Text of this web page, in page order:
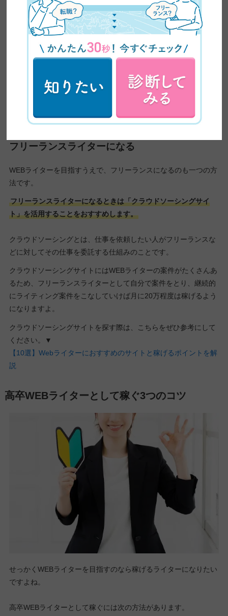
高卒向け就職サイト
就活サイトはエージェントと異なり、担当者がつ
かないため自分のペースで進められます。
ハローワーク
高卒者が仕事を探す場合に、ハローワークも有効
合はハローワークを検討してみてください。
確実にスキルを身につけたい！という方は、会社に就職すること
をおすすめします。
フリーランスライターになる
WEBライターを目指すうえで、フリーランスになるのも一つの方
法です。
フリーランスライターになるときは「クラウドソーシングサイ
ト」を活用することをおすすめします。
クラウドソーシングとは、仕事を依頼したい人がフリーランスな
どに対してその仕事を委託する仕組みのことです。
クラウドソーシングサイトにはWEBライターの案件がたくさんあ
るため、フリーランスライターとして自分で案件をとり、継続的
にライティング案件をこなしていけば月に20万程度は稼げるよう
になりますよ。
クラウドソーシングサイトを探す際は、こちらをぜひ参考にして
ください。▼
【10選】Webライターにおすすめのサイトと稼げるポイントを解
説
高卒WEBライターとして稼ぐ3つのコツ
せっかくWEBライターを目指すのなら稼げるライターになりたい
ですよね。
高卒WEBライターとして稼ぐには次の方法があります。